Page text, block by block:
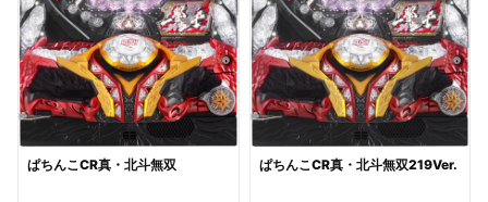
ぱちんこCR真・北斗無双 ぱちんこCR真・北斗無双219Ver.